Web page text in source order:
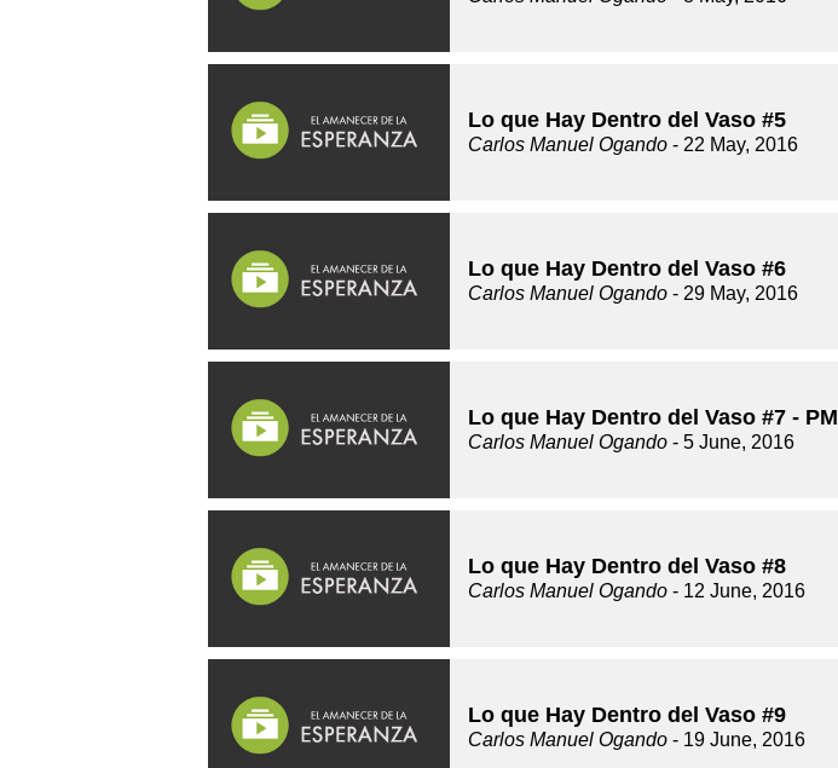
Lo que Hay Dentro del Vaso #5
Carlos Manuel Ogando - 22 May, 2016
Lo que Hay Dentro del Vaso #6
Carlos Manuel Ogando - 29 May, 2016
Lo que Hay Dentro del Vaso #7 - PM
Carlos Manuel Ogando - 5 June, 2016
Lo que Hay Dentro del Vaso #8
Carlos Manuel Ogando - 12 June, 2016
Lo que Hay Dentro del Vaso #9
Carlos Manuel Ogando - 19 June, 2016